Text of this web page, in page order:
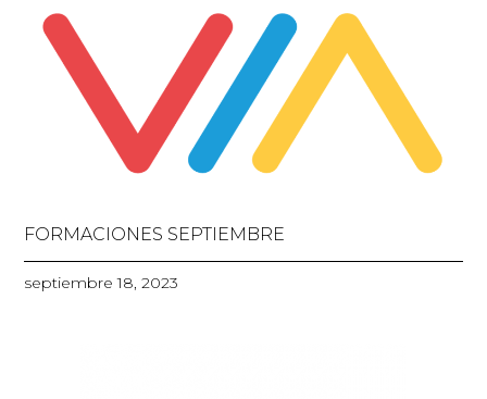
FORMACIONES SEPTIEMBRE
septiembre 18, 2023